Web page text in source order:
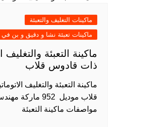
ماكينات التغليف والتعبئة
ماكينات تعبئة نشا و دقيق و بن في
ماكينة التعبئة والتغليف
ذات قادوس قلاب
ماكينة التعبئة والتغليف
قلاب موديل 952
مواصفات ماكينة التعبئة